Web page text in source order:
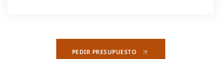
PEDIR PRESUPUESTO